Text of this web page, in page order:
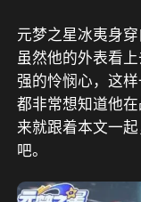
元梦之星冰夷身
虽然他的外表看
强的怜悯心，这
都非常想知道他
来就跟着本文一
吧。